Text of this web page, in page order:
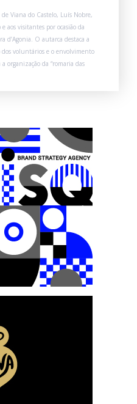
Viana do Castelo, Luís Nobre,
aos visitantes por ocasião da
d’Agonia. O autarca destaca a
voluntários e o envolvimento
organização da “romaria das